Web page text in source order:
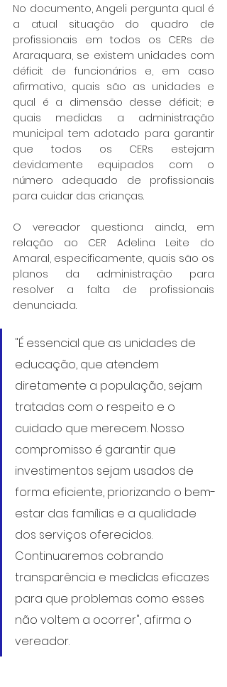
No documento, Angeli pergunta qual é
a atual situação do quadro de
profissionais em todos os CERs de
Araraquara, se existem unidades com
déficit de funcionários e, em caso
afirmativo, quais são as unidades e
qual é a dimensão desse déficit; e
quais medidas a administração
municipal tem adotado para garantir
que todos os CERs estejam
devidamente equipados com o
número adequado de profissionais
para cuidar das crianças.
O vereador questiona ainda, em
relação ao CER Adelina Leite do
Amaral, especificamente, quais são os
planos da administração para
resolver a falta de profissionais
denunciada.
"É essencial que as unidades de
educação, que atendem
diretamente a população, sejam
tratadas com o respeito e o
cuidado que merecem. Nosso
compromisso é garantir que
investimentos sejam usados de
forma eficiente, priorizando o bem-
estar das famílias e a qualidade
dos serviços oferecidos.
Continuaremos cobrando
transparência e medidas eficazes
para que problemas como esses
não voltem a ocorrer", afirma o
vereador.